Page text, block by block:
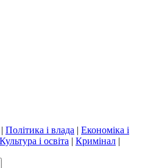
Політика і влада | Економіка і
Культура і освіта | Кримінал |